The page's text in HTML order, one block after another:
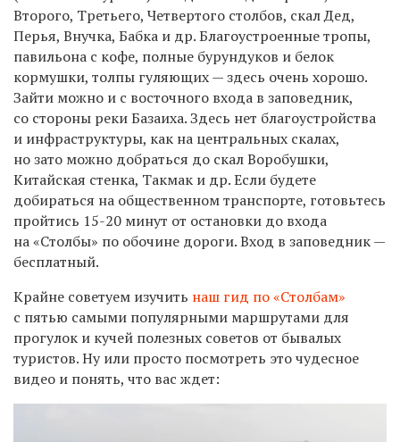
Второго, Третьего, Четвертого столбов, скал Дед,
Перья, Внучка, Бабка и др. Благоустроенные тропы,
павильона с кофе, полные бурундуков и белок
кормушки, толпы гуляющих — здесь очень хорошо.
Зайти можно и с восточного входа в заповедник,
со стороны реки Базаиха. Здесь нет благоустройства
и инфраструктуры, как на центральных скалах,
но зато можно добраться до скал Воробушки,
Китайская стенка, Такмак и др. Если будете
добираться на общественном транспорте, готовьтесь
пройтись 15-20 минут от остановки до входа
на «Столбы» по обочине дороги. Вход в заповедник —
бесплатный.
Крайне советуем изучить наш гид по «Столбам»
с пятью самыми популярными маршрутами для
прогулок и кучей полезных советов от бывалых
туристов. Ну или просто посмотреть это чудесное
видео и понять, что вас ждет: